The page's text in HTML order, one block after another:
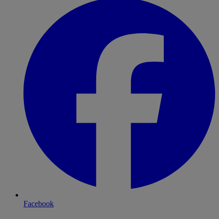
Facebook